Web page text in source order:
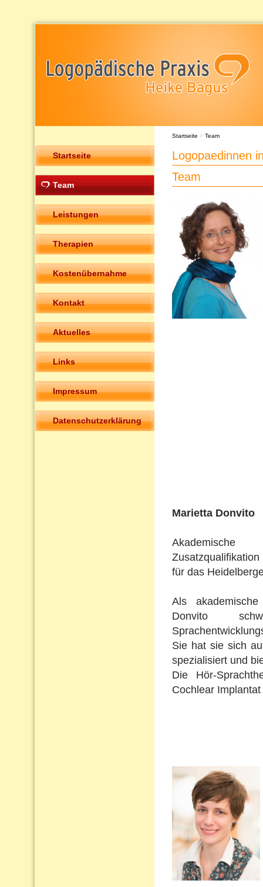
Startseite
Team
Leistungen
Therapien
Kostenübernahme
Kontakt
Aktuelles
Links
Impressum
Datenschutzerklärung
Startseite > Team
Logopaedinnen
Team
Marietta Donvito
für das
Als
Donvito
Sie hat sie sich
spezialisiert und
Die Hör-
Cochlear